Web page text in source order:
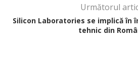
Următorul
Silicon Laboratories se implică în
tehnic din